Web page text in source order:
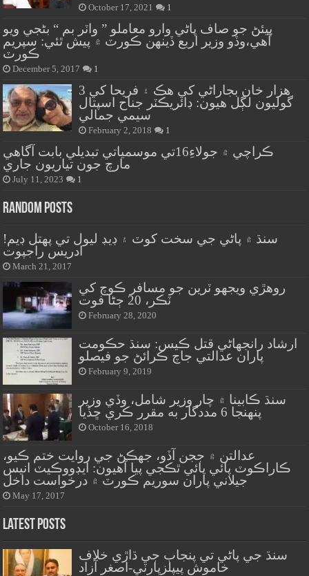
October 17, 2021 1
پيئڻ جو صاف پاڻي وارو معاملو ” واٽر بم “ بڻجي ويو
آهي،وڏو وزير اربع ڏينهن ڪورٽ ۾ پيش ٿئي: سپريم
ڪورٽ
December 5, 2017 1
هزار خان بجاراڻي کي هڪ ۽ فريحا کي 3
گوليون لڳل هيون: ڊائريڪٽر جناح اسپتال
سيمي جمالي
February 2, 2018 1
ڪراچي ۾ جولاءِ16تي موسمياتي تبديلي بابت آگاهي
مارچ جون تياريون جاري
July 11, 2023 1
Random Posts
سنڌ ۾ پاڻي جي سخت کوٽ ۽ ڊيڊ ليول تي پهتل ڊيم!
ادريس راجپوت
March 21, 2017
روهڙي ويجهو ٽرين جو مسافر ڪوچ کي
ٽڪر، 20 ڄڻا فوت
February 28, 2020
ارشاد رانجهاڻي قتل ڪيس: سنڌ حڪومت
پاران عدالتي جاچ ڪرائڻ جو فيصلو
February 9, 2019
سنڌ ڪابينا ۾ چار وزير شامل، وڏي وزير
پنهنجا 6 مددگار به مقرر ڪري ڇڏيا
October 16, 2018
عدالتن ۾ ججن آڏو، جهڪڻ جي روايت ختم ڪيو،
ڪاراڪوٽ پائي پائي ٿڪجي پيا آهيون: ايڊووڪيٽ انيس
جيلاني پاران سوريم ڪورٽ ۾ درخواست داخل
May 17, 2017
Latest Posts
سنڌ جي پاڻي تي پنجاب جي ڌاڙي خلاف
خاموش پيپلزپارٽي-اصغر آزاد